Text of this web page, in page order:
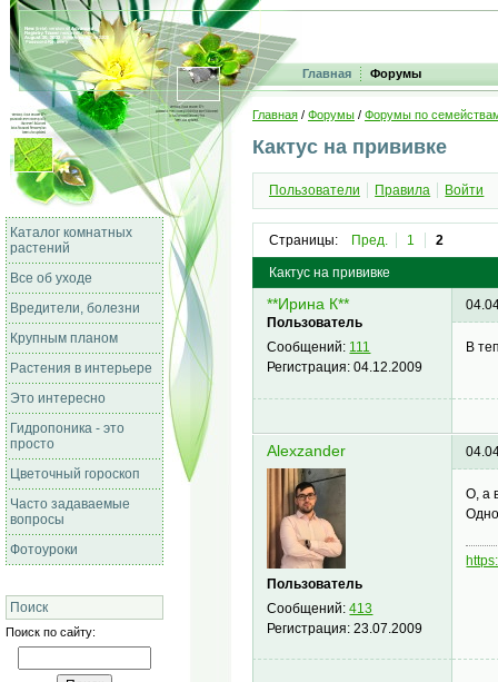
Главная Форумы
Каталог комнатных
растений
Все об уходе
Вредители, болезни
Крупным планом
Растения в интерьере
Это интересно
Гидропоника - это
просто
Цветочный гороскоп
Часто задаваемые
вопросы
Фотоуроки
Поиск
Поиск по сайту:
Главная / Форумы / Форумы по
Кактус на прививке
Пользователи Правила Войти
Страницы: Пред. 1 2
Кактус на прививке
**Ирина К**
Пользователь
Сообщений: 111
Регистрация:04.12.2009
В
Alexzander
Пользователь
Сообщений:413
Регистрация:23.07.2009
О, а